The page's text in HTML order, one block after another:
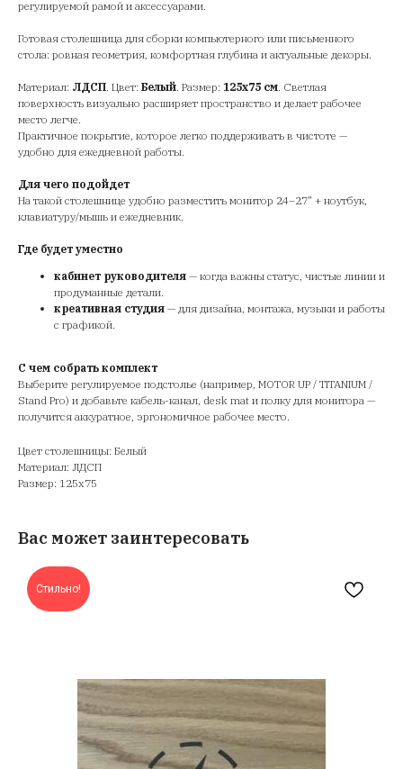
регулируемой рамой и аксессуарами.
Готовая столешница для сборки компьютерного или письменного
стола: ровная геометрия, комфортная глубина и актуальные декоры.
Материал: ЛДСП. Цвет: Белый. Размер: 125х75 см. Светлая
поверхность визуально расширяет пространство и делает рабочее
место легче.
Практичное покрытие, которое легко поддерживать в чистоте —
удобно для ежедневной работы.
Для чего подойдет
На такой столешнице удобно разместить монитор 24–27" + ноутбук,
клавиатуру/мышь и ежедневник.
Где будет уместно
кабинет руководителя — когда важны статус, чистые линии и
продуманные детали.
креативная студия — для дизайна, монтажа, музыки и работы
с графикой.
С чем собрать комплект
Выберите регулируемое подстолье (например, MOTOR UP / TITANIUM /
Stand Pro) и добавьте кабель-канал, desk mat и полку для монитора —
получится аккуратное, эргономичное рабочее место.
Цвет столешницы: Белый
Материал: ЛДСП
Размер: 125х75
Вас может заинтересовать
Стильно!